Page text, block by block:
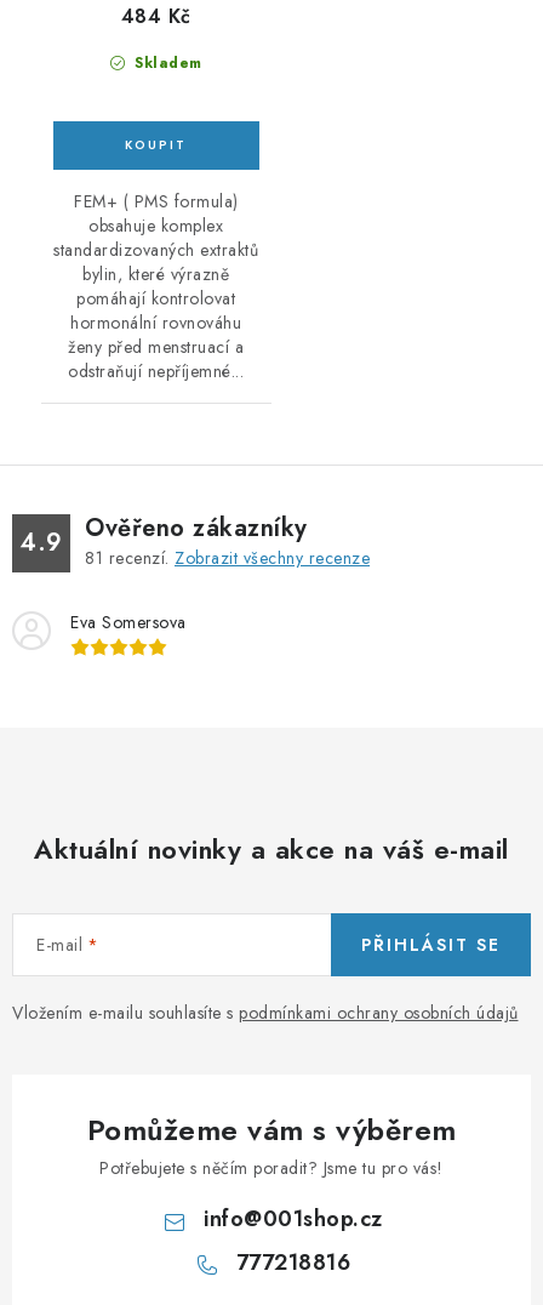
Skladem
484 Kč
FEM+ ( PMS formula)
obsahuje komplex
standardizovaných extraktů
bylin, které výrazně
pomáhají kontrolovat
hormonální rovnováhu
ženy před menstruací a
odstraňují nepříjemné...
4.9 Ověřeno zákazníky
81 recenzí. Zobrazit všechny recenze
Eva Somersova
Aktuální novinky a akce na váš e-mail
E-mail
Vložením e-mailu souhlasíte s podmínkami ochrany osobních údajů
PŘIHLÁSIT SE
Pomůžeme vám s výběrem
Potřebujete s něčím poradit? Jsme tu pro vás!
info@001shop.cz
777218816